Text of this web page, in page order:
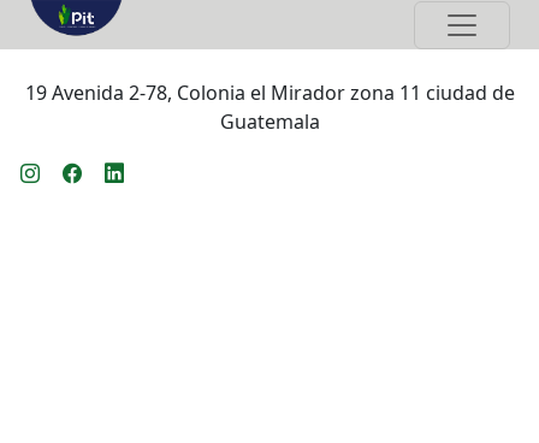
19 Avenida 2-78, Colonia el Mirador zona 11 ciudad de
Guatemala